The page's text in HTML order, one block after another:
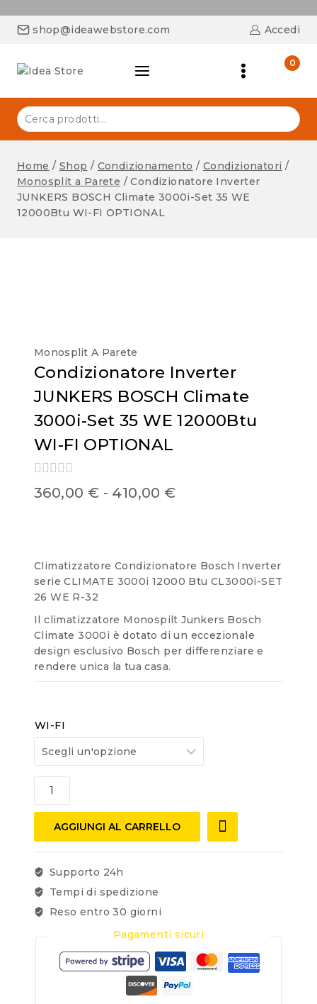
shop@ideawebstore.com Accedi
0
Home / Shop / Condizionamento / Condizionatori /
Monosplit a Parete / Condizionatore Inverter
JUNKERS BOSCH Climate 3000i-Set 35 WE
12000Btu WI-FI OPTIONAL
Monosplit A Parete
Condizionatore Inverter
JUNKERS BOSCH Climate
3000i-Set 35 WE 12000Btu
WI-FI OPTIONAL
0
out
360,00 € - 410,00 €
Climatizzatore Condizionatore Bosch Inverter
serie CLIMATE 3000i 12000 Btu CL3000i-SET
26 WE R-32
Il climatizzatore Monospilt Junkers Bosch
Climate 3000i è dotato di un eccezionale
design esclusivo Bosch per differenziare e
rendere unica la tua casa.
WI-FI
AGGIUNGI AL CARRELLO
Supporto 24h
Tempi di spedizione
Reso entro 30 giorni
Pagamenti sicuri